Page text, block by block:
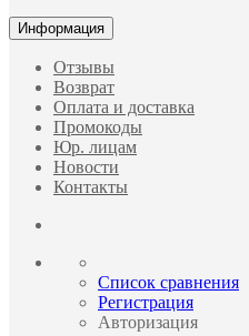
Информация
Отзывы
Возврат
Оплата и доставка
Промокоды
Юр. лицам
Новости
Контакты
Список сравнения
Регистрация
Авторизация